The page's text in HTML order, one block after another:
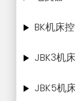
BK机床
JBK3机
JBK5机